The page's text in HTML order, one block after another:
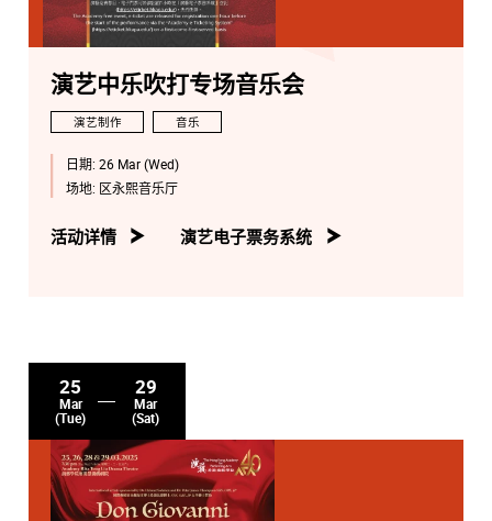
演艺中乐吹打专场音乐会
演艺制作 音乐
日期: 26 Mar (Wed)
场地: 区永熙音乐厅
活动详情 演艺电子票务系统
25
Mar
(Tue)
29
Mar
(Sat)